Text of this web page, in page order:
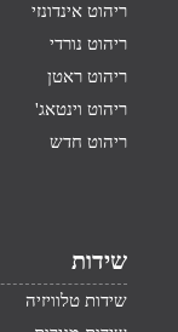
ריהוט אינדונזי
ריהוט נורדי
ריהוט ראטן
ריהוט וינטאג'
ריהוט חדש
שידות
שידות טלוויזיה